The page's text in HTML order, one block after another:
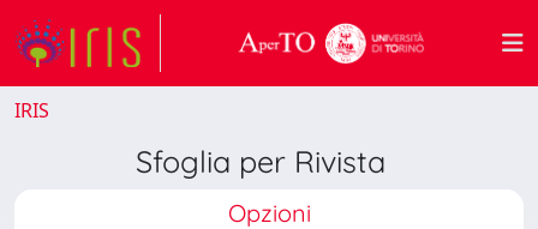
IRIS
Sfoglia per Rivista
Opzioni